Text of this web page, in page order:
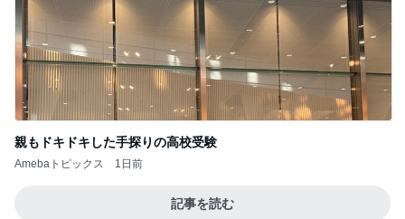
親もドキドキした手探りの高校受験
Amebaトピックス 1日前
記事を読む